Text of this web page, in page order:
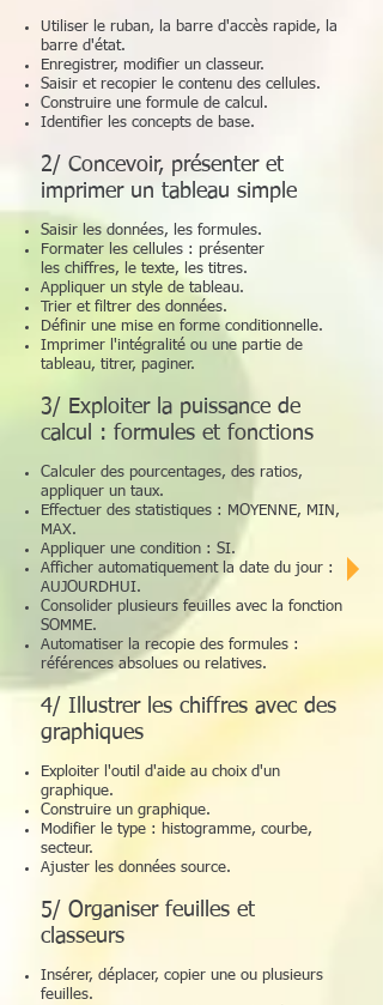
Utiliser le ruban, la barre d'accès rapide, la
barre d'état.
Enregistrer, modifier un classeur.
Saisir et recopier le contenu des cellules.
Construire une formule de calcul.
Identifier les concepts de base.
2/ Concevoir, présenter et
imprimer un tableau simple
Saisir les données, les formules.
Formater les cellules : présenter
les chiffres, le texte, les titres.
Appliquer un style de tableau.
Trier et filtrer des données.
Définir une mise en forme conditionnelle.
Imprimer l'intégralité ou une partie de
tableau, titrer, paginer.
3/ Exploiter la puissance de
calcul : formules et fonctions
Calculer des pourcentages, des ratios,
appliquer un taux.
Effectuer des statistiques : MOYENNE, MIN,
MAX.
Appliquer une condition : SI.
Afficher automatiquement la date du jour :
AUJOURDHUI.
Consolider plusieurs feuilles avec la fonction
SOMME.
Automatiser la recopie des formules :
références absolues ou relatives.
4/ Illustrer les chiffres avec des
graphiques
Exploiter l'outil d'aide au choix d'un
graphique.
Construire un graphique.
Modifier le type : histogramme, courbe,
secteur.
Ajuster les données source.
5/ Organiser feuilles et
classeurs
Insérer, déplacer, copier une ou plusieurs
feuilles.